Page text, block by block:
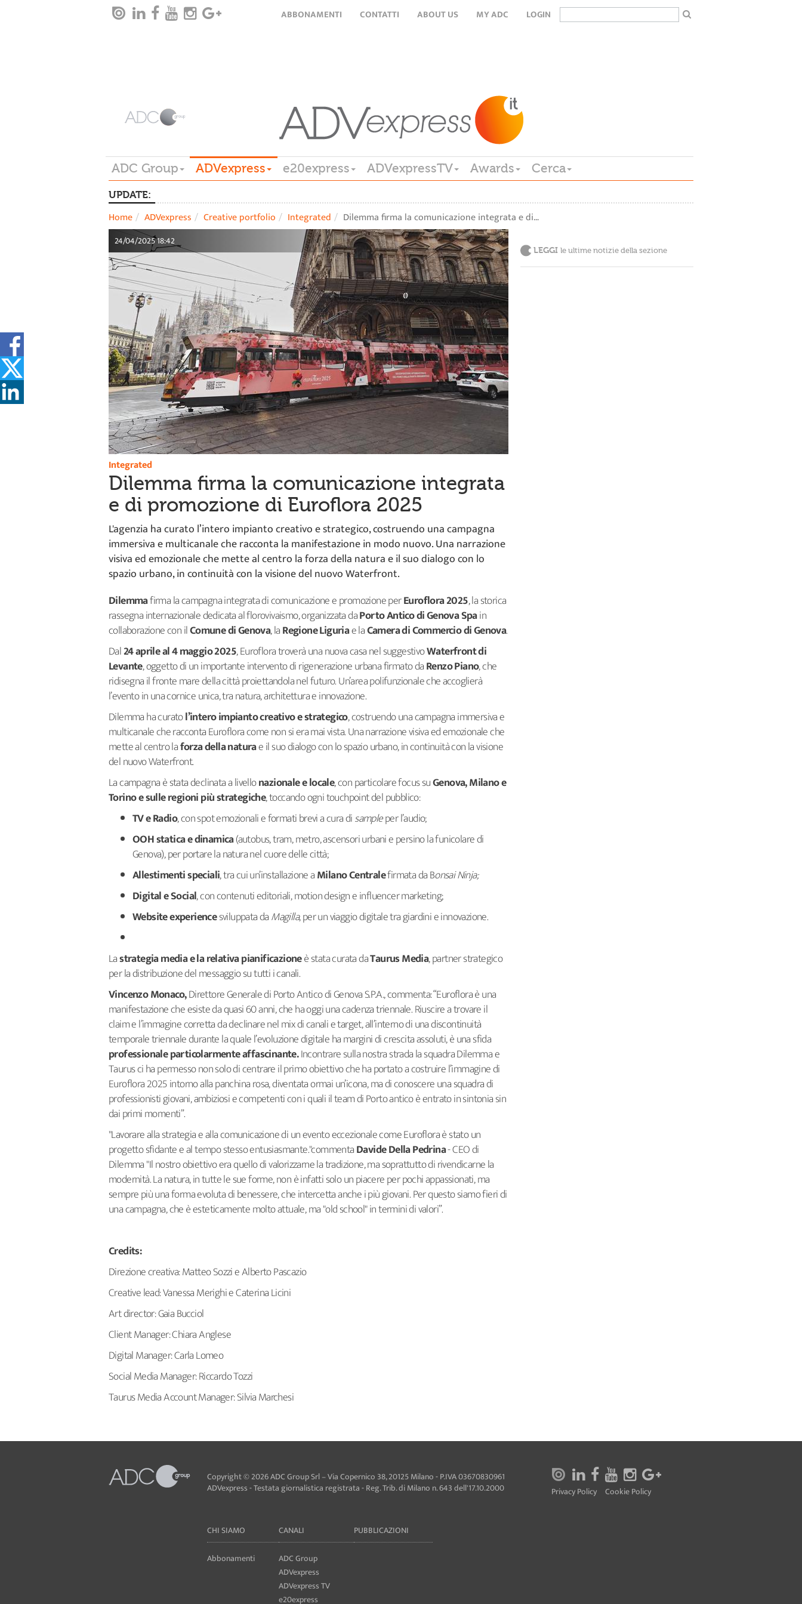
ABBONAMENTI CONTATTI ABOUT US MY ADC LOGIN
ADC Group ADVexpress e20express ADVexpressTV Awards Cerca
UPDATE:
Home ADVexpress Creative portfolio Integrated Dilemma firma la comunicazione integrata e di…
24/04/2025 18:42
Integrated
Dilemma firma la comunicazione integrata
e di promozione di Euroflora 2025
L'agenzia ha curato l’intero impianto creativo e strategico, costruendo una campagna
immersiva e multicanale che racconta la manifestazione in modo nuovo. Una narrazione
visiva ed emozionale che mette al centro la forza della natura e il suo dialogo con lo
spazio urbano, in continuità con la visione del nuovo Waterfront.
Dilemmafirma la campagna integrata di comunicazione e promozione perEuroflora 2025, la storica
rassegna internazionale dedicata al florovivaismo, organizzata daPorto Antico di Genova Spain
collaborazione con ilComune di Genova, laRegione Liguriae laCamera di Commercio di Genova.
Dal24 aprile al 4 maggio 2025, Euroflora troverà una nuova casa nel suggestivoWaterfront di
Levante, oggetto di un importante intervento di rigenerazione urbana firmato daRenzo Piano, che
ridisegna il fronte mare della città proiettandola nel futuro. Un’area polifunzionale che accoglierà
l’evento in una cornice unica, tra natura, architettura e innovazione.
Dilemma ha curatol’intero impianto creativo e strategico, costruendo una campagna immersiva e
multicanale che racconta Euroflora come non si era mai vista. Una narrazione visiva ed emozionale che
mette al centro laforza della naturae il suo dialogo con lo spazio urbano, in continuità con la visione
del nuovo Waterfront.
La campagna è stata declinata a livellonazionale e locale, con particolare focus suGenova, Milano e
Torino e sulle regioni più strategiche, toccando ogni touchpoint del pubblico:
TV e Radio, con spot emozionali e formati brevi a cura disampleper l’audio;
OOH statica e dinamica(autobus, tram, metro, ascensori urbani e persino la funicolare di
Genova), per portare la natura nel cuore delle città;
Allestimenti speciali, tra cui un’installazione aMilano Centralefirmata da Bonsai Ninja;
Digital e Social, con contenuti editoriali, motion design e influencer marketing;
Website experiencesviluppata daMagilla, per un viaggio digitale tra giardini e innovazione.
Lastrategia media e la relativapianificazioneè stata curata daTaurus Media, partner strategico
per la distribuzione del messaggio su tutti i canali.
Vincenzo Monaco,Direttore Generale di Porto Antico di Genova S.P.A., commenta: “Euroflora è una
manifestazione che esiste da quasi 60 anni, che ha oggi una cadenza triennale. Riuscire a trovare il
claim e l’immagine corretta da declinare nel mix di canali e target, all’interno di una discontinuità
temporale triennale durante la quale l’evoluzione digitale ha margini di crescita assoluti, è una sfida
professionale particolarmente affascinante.Incontrare sulla nostra strada la squadra Dilemma e
Taurus ci ha permesso non solo di centrare il primo obiettivo che ha portato a costruire l’immagine di
Euroflora 2025 intorno alla panchina rosa, diventata ormai un’icona, ma di conoscere una squadra di
professionisti giovani, ambiziosi e competenti con i quali il team di Porto antico è entrato in sintonia sin
dai primi momenti”.
"Lavorare alla strategia e alla comunicazione di un evento eccezionale come Euroflora è stato un
progetto sfidante e al tempo stesso entusiasmante."commentaDavide Della Pedrina- CEO di
Dilemma "Il nostro obiettivo era quello di valorizzarne la tradizione, ma soprattutto di rivendicarne la
modernità. La natura, in tutte le sue forme, non è infatti solo un piacere per pochi appassionati, ma
sempre più una forma evoluta di benessere, che intercetta anche i più giovani. Per questo siamo fieri di
una campagna, che è esteticamente molto attuale, ma "old school" in termini di valori”.
Credits:
Direzione creativa: Matteo Sozzi e Alberto Pascazio
Creative lead: Vanessa Merighi e Caterina Licini
Art director: Gaia Bucciol
Client Manager: Chiara Anglese
Digital Manager: Carla Lomeo
Social Media Manager: Riccardo Tozzi
Taurus Media Account Manager: Silvia Marchesi
LEGGI le ultime notizie della sezione
Copyright © 2026 ADC Group Srl – Via Copernico 38, 20125 Milano - P.IVA 03670830961
ADVexpress - Testata giornalistica registrata - Reg. Trib. di Milano n. 643 dell'17.10.2000
CHI SIAMO
Abbonamenti
CANALI
ADC Group
ADVexpress
ADVexpress TV
e20express
PUBBLICAZIONI
Privacy Policy Cookie Policy